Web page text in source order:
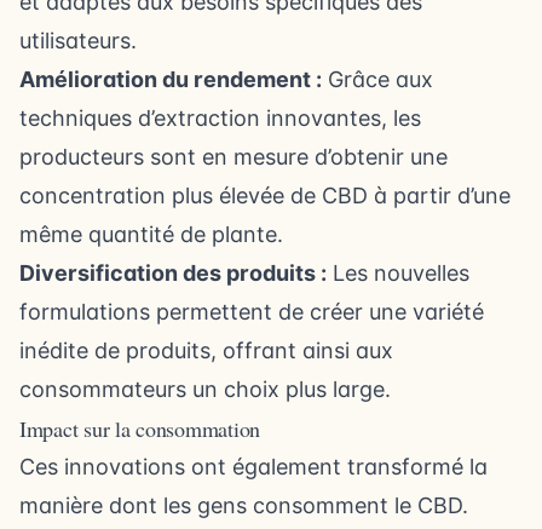
utilisateurs.
Amélioration du rendement : Grâce aux
techniques d’extraction innovantes, les
producteurs sont en mesure d’obtenir une
concentration plus élevée de CBD à partir d’une
même quantité de plante.
Diversification des produits : Les nouvelles
formulations permettent de créer une variété
inédite de produits, offrant ainsi aux
consommateurs un choix plus large.
Impact sur la consommation
Ces innovations ont également transformé la
manière dont les gens consomment le CBD.